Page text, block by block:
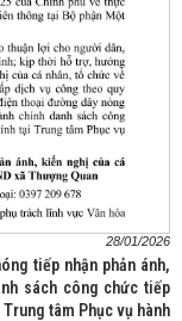
28/01/2026
tiếp nhận phản ánh,
sách công chức tiếp
tâm Phục vụ hành